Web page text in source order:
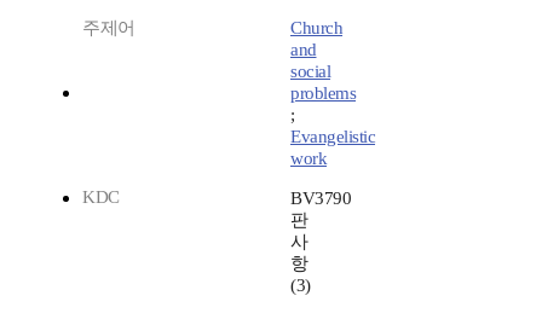
주제어
Church
and
social
problems
;
Evangelistic
work
KDC
BV3790
판
사
항
(3)